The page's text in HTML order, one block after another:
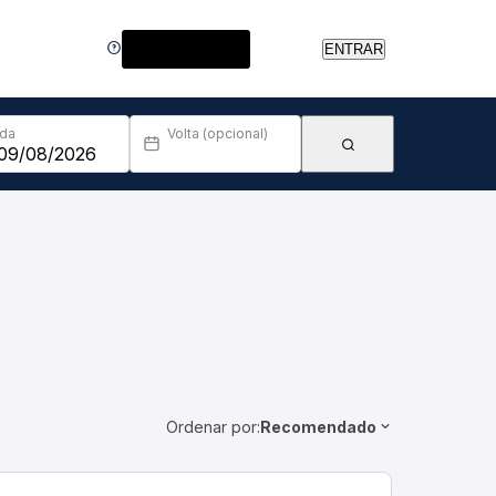
ENTRAR
Volta (opcional)
Ordenar por:Recomendado